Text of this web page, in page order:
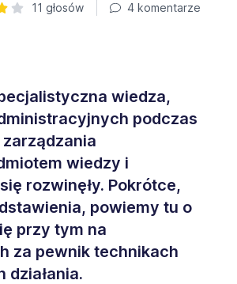
11 głosów 4 komentarze
wiedza,
podczas
wiedzy i
rozwinęły. Pokrótce,
powiemy tu o
przy tym na
za pewnik technikach